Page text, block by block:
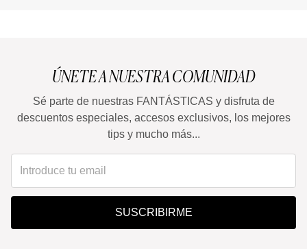
ÚNETE A NUESTRA COMUNIDAD
Sé parte de nuestras FANTÁSTICAS y disfruta de
descuentos especiales, accesos exclusivos, los mejores
tips y mucho más...
SUSCRIBIRME